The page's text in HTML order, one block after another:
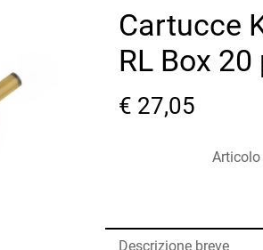
Cartucce
RL Box 20
€ 27,05
Descrizione breve